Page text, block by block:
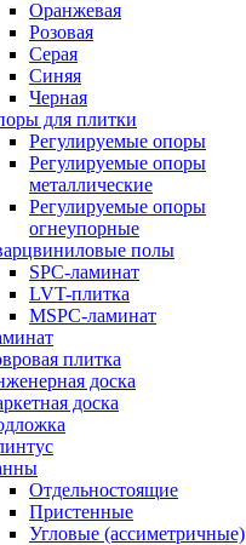
Оранжевая
Розовая
Серая
Синяя
Черная
для плитки
Регулируемые опоры
Регулируемые опоры
металлические
Регулируемые опоры
огнеупорные
полы
SPC-ламинат
LVT-плитка
MSPC-ламинат
плитка
доска
доска
Отдельностоящие
Пристенные
Угловые (ассиметричные)